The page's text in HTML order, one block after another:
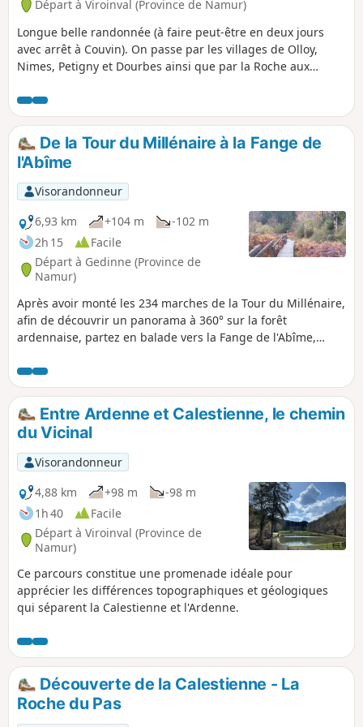
s'empêcher d'en découvrir les innombrables travaux et
dégâts forestiers.
Départ à Viroinval (Province de Namur)
Longue belle randonnée (à faire peut-être en deux jours
avec arrêt à Couvin). On passe par les villages de Olloy,
Nimes, Petigny et Dourbes ainsi que par la Roche aux
De la Tour du Millénaire à la Fange de
l'Abîme
Visorandonneur
6,93 km
+104 m
-102 m
2h 15
Facile
Départ à Gedinne (Province de
Namur)
Après avoir monté les 234 marches de la Tour du Millénaire,
afin de découvrir un panorama à 360° sur la forêt
ardennaise, partez en balade vers la Fange de l'Abîme,
Jacob.
Entre Ardenne et Calestienne, le chemin
du Vicinal
Visorandonneur
4,88 km
+98 m
-98 m
1h 40
Facile
Départ à Viroinval (Province de
Namur)
Ce parcours constitue une promenade idéale pour
apprécier les différences topographiques et géologiques
qui séparent la Calestienne et l'Ardenne.
Découverte de la Calestienne - La
Roche du Pas